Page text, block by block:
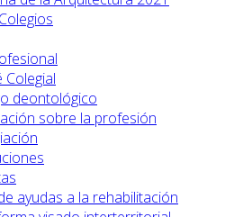
Colegial
deontológico
sobre la profesión
ayudas a la rehabilitación